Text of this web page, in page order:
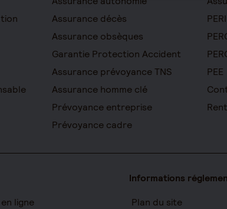
Assurance décès
Assurance obsèques
Garantie Protection Accident
Assurance prévoyance TNS
Assurance homme clé
Prévoyance entreprise
Prévoyance cadre
PEE
ligne
Informations
Plan du site